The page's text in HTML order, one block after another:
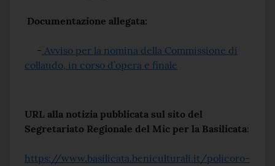
Documentazione allegata:
- Avviso per la nomina della Commissione di
collaudo, in corso d’opera e finale
URL alla notizia pubblicata sul sito del
Segretariato Regionale del Mic per la Basilicata:
https://www.basilicata.beniculturali.it/policoro-